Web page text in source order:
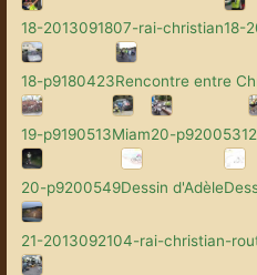
18-2013091807-rai-christian18-
18-p9180423Rencontre entre
19-p9190513Miam20-p9200531
20-p9200549Dessin d'Adèle
21-2013092104-rai-christian-